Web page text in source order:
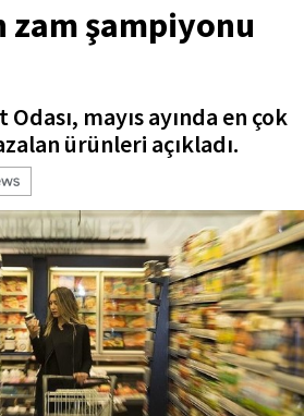
şampiyonu
mayıs ayında en çok
ürünleri açıkladı.